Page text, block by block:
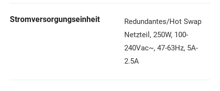
Stromversorgungseinheit
Redundantes/Hot Swap
Netzteil, 250W, 100-
240Vac~, 47-63Hz, 5A-
2.5A